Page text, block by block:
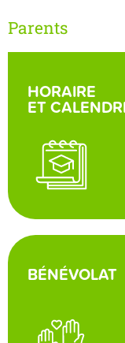
Parents
HORAIRE
ET
BÉNÉVOLAT